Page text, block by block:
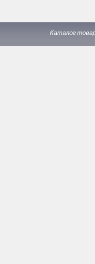
Каталог